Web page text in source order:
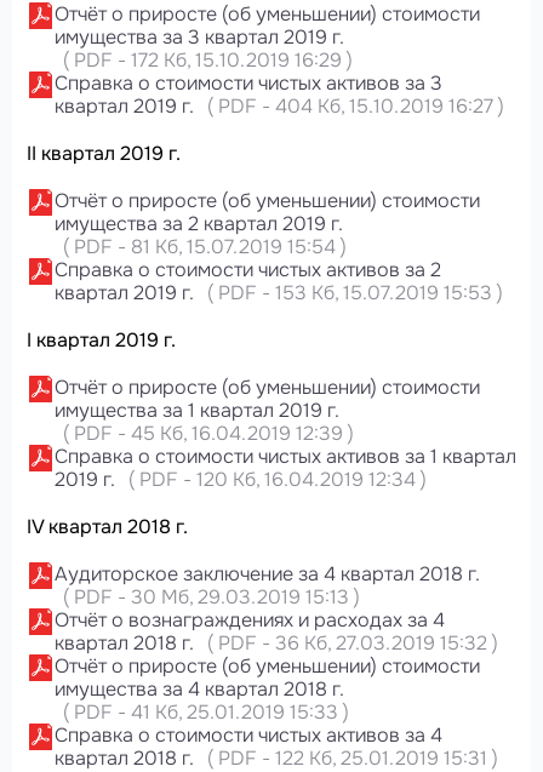
Отчёт о приросте (об уменьшении) стоимости
имущества за 3 квартал 2019 г.
( PDF - 172 Кб, 15.10.2019 16:29 )
Справка о стоимости чистых активов за 3
квартал 2019 г.
( PDF - 404 Кб, 15.10.2019 16:27)
II квартал 2019 г.
Отчёт о приросте (об уменьшении) стоимости
имущества за 2 квартал 2019 г.
( PDF - 81 Кб, 15.07.2019 15:54)
Справка о стоимости чистых активов за 2
квартал 2019 г.
( PDF - 153 Кб, 15.07.2019 15:53 )
I квартал 2019 г.
Отчёт о приросте (об уменьшении) стоимости
имущества за 1 квартал 2019 г.
( PDF - 45 Кб, 16.04.2019 12:39 )
Справка о стоимости чистых активов за 1 квартал
2019 г.
( PDF - 120 Кб, 16.04.2019 12:34)
IV квартал 2018 г.
Аудиторское заключение за 4 квартал 2018 г.
( PDF - 30 Мб, 29.03.2019 15:13 )
Отчёт о вознаграждениях и расходах за 4
квартал 2018 г.
( PDF - 36 Кб, 27.03.2019 15:32 )
Отчёт о приросте (об уменьшении) стоимости
имущества за 4 квартал 2018 г.
( PDF - 41 Кб, 25.01.2019 15:33 )
Справка о стоимости чистых активов за 4
квартал 2018 г.
( PDF - 122 Кб, 25.01.2019 15:31 )